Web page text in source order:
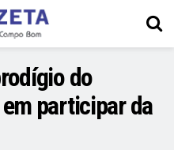
do
participar da